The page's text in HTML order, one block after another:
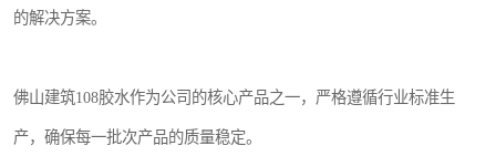
的解决方案。
佛山建筑108胶水作为公司的核心产品之一，严格遵循行业标准生
产，确保每一批次产品的质量稳定。